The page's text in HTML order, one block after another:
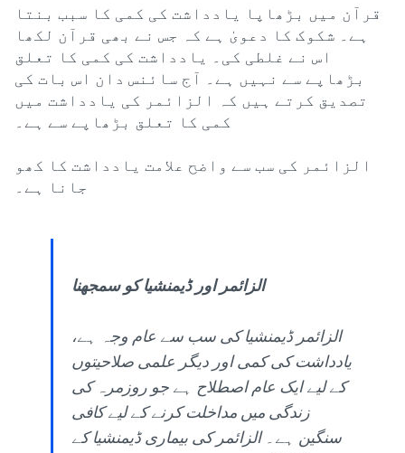
قرآن میں بڑھاپا یادداشت کی کمی کا سبب بنتا
ہے۔ شکوک کا دعویٰ ہے کہ جس نے بھی قرآن لکھا
اس نے غلطی کی۔ یادداشت کی کمی کا تعلق
بڑھاپے سے نہیں ہے۔ آج سائنس دان اس بات کی
تصدیق کرتے ہیں کہ الزائمر کی یادداشت میں
کمی کا تعلق بڑھاپے سے ہے۔
الزائمر کی سب سے واضح علامت یادداشت کا کھو
جانا ہے۔
الزائمر اور ڈیمنشیا کو سمجھنا
الزائمر ڈیمنشیا کی سب سے عام وجہ ہے،
یادداشت کی کمی اور دیگر علمی صلاحیتوں
کے لیے ایک عام اصطلاح ہے جو روزمرہ کی
زندگی میں مداخلت کرنے کے لیے کافی
سنگین ہے۔ الزائمر کی بیماری ڈیمنشیا کے